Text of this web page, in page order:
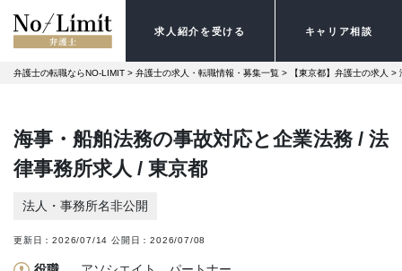
求人紹介を受ける キャリア相談
弁護士の転職ならNO-LIMIT > 弁護士の求人・転職情報・募集一覧 > 【東京都】弁護士の求人 >
海事・船舶法務の事故対応と企業法務 / 法
律事務所求人 / 東京都
法人・事務所名非公開
更新日：2026/07/14 公開日：2026/07/08